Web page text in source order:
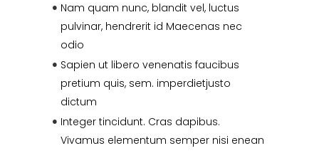
Nam quam nunc, blandit vel, luctus
pulvinar, hendrerit id Maecenas nec
odio
Sapien ut libero venenatis faucibus
pretium quis, sem. imperdietjusto
dictum
Integer tincidunt. Cras dapibus.
Vivamus elementum semper nisi enean